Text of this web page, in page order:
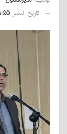
تاریخ انتشار ۰۹:۵۵ - ۱